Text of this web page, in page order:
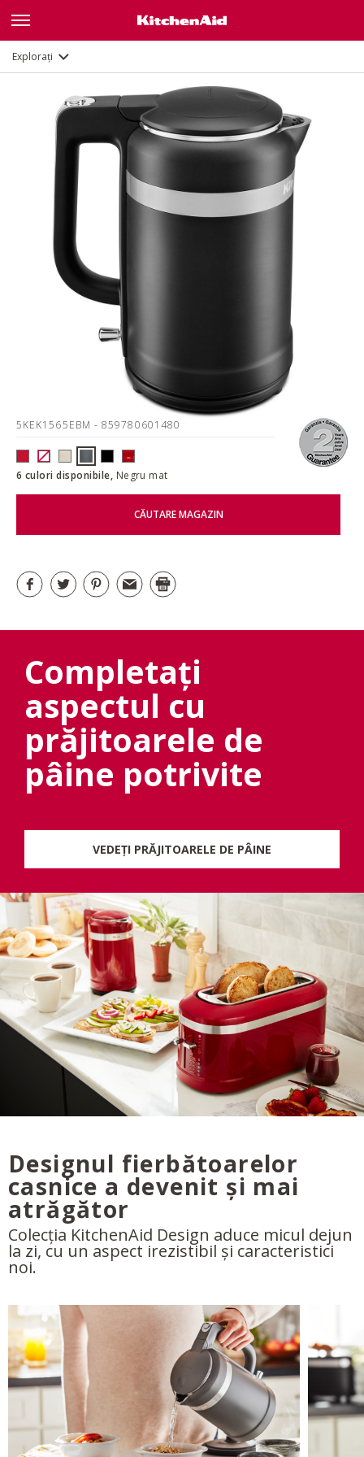
Explorați
5KEK1565EBM - 859780601480
6 culori disponibile, Negru mat
CĂUTARE MAGAZIN
Completați
aspectul cu
prăjitoarele de
pâine potrivite
VEDEȚI PRĂJITOARELE DE PÂINE
Designul fierbătoarelor
casnice a devenit și mai
atrăgător
Colecția KitchenAid Design aduce micul dejun
la zi, cu un aspect irezistibil și caracteristici
noi.